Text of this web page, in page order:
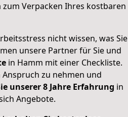
Verpacken Ihres kostbaren
nicht wissen, was Sie
unsere Partner für Sie und
in Hamm mit einer Checkliste.
zu nehmen und
unserer 8 Jahre Erfahrung in
Angebote.